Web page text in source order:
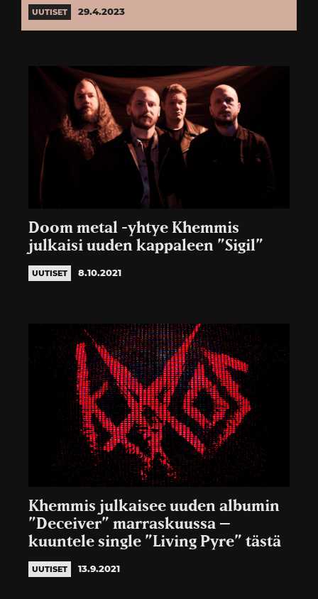
UUTISET 29.4.2023
Doom metal -yhtye Khemmis
julkaisi uuden kappaleen ”Sigil”
UUTISET 8.10.2021
Khemmis julkaisee uuden albumin
”Deceiver” marraskuussa –
kuuntele single ”Living Pyre” tästä
UUTISET 13.9.2021